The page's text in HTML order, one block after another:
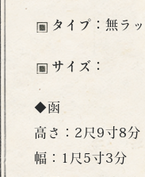
タイプ：無ラ
サイズ：
◆函
高さ：2尺9寸8分
幅：1尺5寸3分